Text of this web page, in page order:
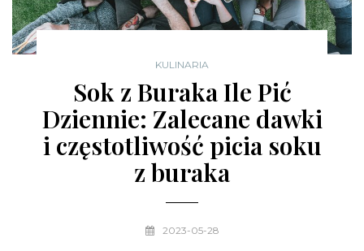
KULINARIA
Sok z Buraka Ile Pić
Dziennie: Zalecane dawki
i częstotliwość picia soku
z buraka
2023-05-28